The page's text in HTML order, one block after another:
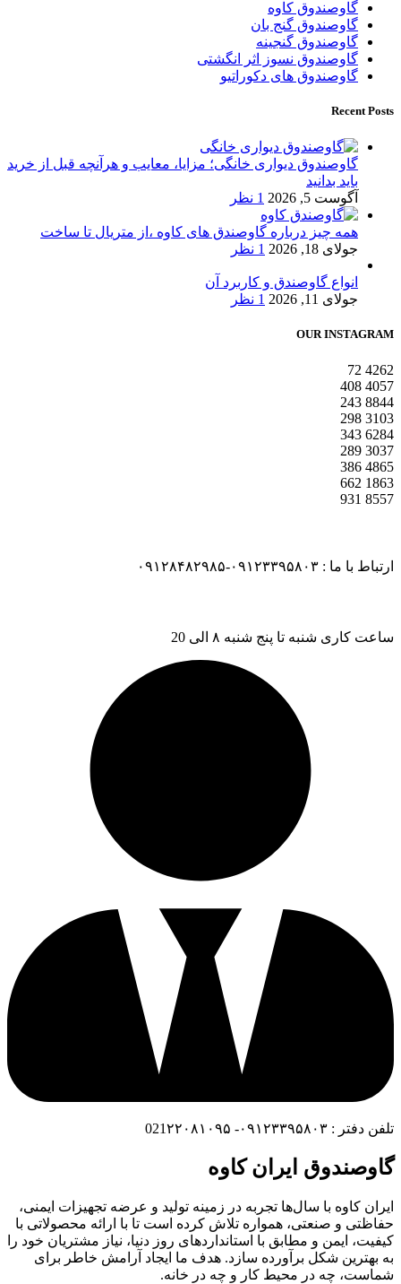
گاوصندوق کاوه
گاوصندوق گنج بان
گاوصندوق گنجینه
گاوصندوق نسوز اثر انگشتی
گاوصندوق های دکوراتیو
Recent Posts
گاوصندوق دیواری خانگی؛ مزایا، معایب و هرآنچه قبل از خرید
باید بدانید
آگوست 5, 2026
1 نظر
همه چیز درباره گاوصندق های کاوه ،از متریال تا ساخت
جولای 18, 2026
1 نظر
انواع گاوصندق و کاربرد آن
جولای 11, 2026
1 نظر
OUR INSTAGRAM
4262
72
4057
408
8844
243
3103
298
6284
343
3037
289
4865
386
1863
662
8557
931
ارتباط با ما : ۰۹۱۲۳۳۹۵۸۰۳-۰۹۱۲۸۴۸۲۹۸۵
ساعت کاری شنبه تا پنج شنبه ۸ الی 20
تلفن دفتر : ۰۹۱۲۳۳۹۵۸۰۳- 021۲۲۰۸۱۰۹۵
گاوصندوق ایران کاوه
ایران کاوه با سال‌ها تجربه در زمینه تولید و عرضه تجهیزات ایمنی،
حفاظتی و صنعتی، همواره تلاش کرده است تا با ارائه محصولاتی با
کیفیت، ایمن و مطابق با استانداردهای روز دنیا، نیاز مشتریان خود را
به بهترین شکل برآورده سازد. هدف ما ایجاد آرامش خاطر برای
شماست، چه در محیط کار و چه در خانه.